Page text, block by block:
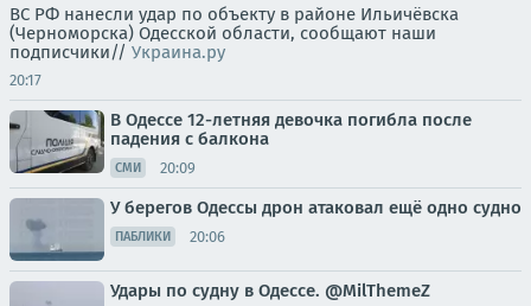
ВС РФ нанесли удар по объекту в районе Ильичёвска
(Черноморска) Одесской области, сообщают наши
подписчики// Украина.ру
20:17
В Одессе 12-летняя девочка погибла после
падения с балкона
СМИ 20:09
У берегов Одессы дрон атаковал ещё одно судно
ПАБЛИКИ 20:06
Удары по судну в Одессе. @MilThemeZ